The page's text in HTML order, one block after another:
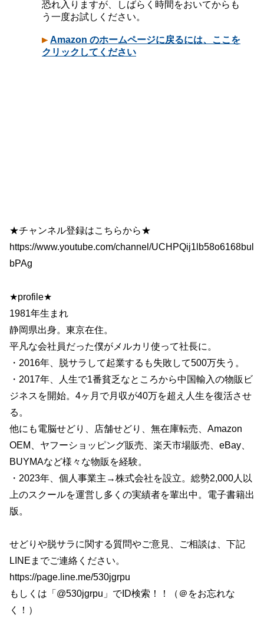
★チャンネル登録はこちらから★
https://www.youtube.com/channel/UCHPQij1lb58o6168bul
bPAg
★profile★
1981年生まれ
静岡県出身。東京在住。
平凡な会社員だった僕がメルカリ使って社長に。
・2016年、脱サラして起業するも失敗して500万失う。
・2017年、人生で1番貧乏なところから中国輸入の物販ビ
ジネスを開始。4ヶ月で月収が40万を超え人生を復活させ
る。
他にも電脳せどり、店舗せどり、無在庫転売、Amazon
OEM、ヤフーショッピング販売、楽天市場販売、eBay、
BUYMAなど様々な物販を経験。
・2023年、個人事業主→株式会社を設立。総勢2,000人以
上のスクールを運営し多くの実績者を輩出中。電子書籍出
版。
せどりや脱サラに関する質問やご意見、ご相談は、下記
LINEまでご連絡ください。
https://page.line.me/530jgrpu
もしくは「@530jgrpu」でID検索！！（＠をお忘れな
く！）